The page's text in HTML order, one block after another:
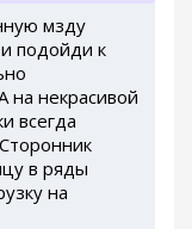
мзду
подойди к
на некрасивой
всегда
в ряды
на